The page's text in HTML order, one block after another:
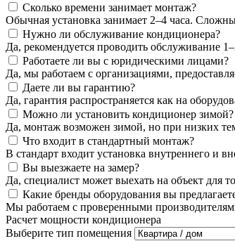
Сколько времени занимает монтаж?
Обычная установка занимает 2–4 часа.
Нужно ли обслуживание кондиционера?
Да, рекомендуется проводить обслуживание
Работаете ли вы с юридическими лицами?
Да, мы работаем с организациями,
Даете ли вы гарантию?
Да, гарантия распространяется как на
Можно ли установить кондиционер зимой?
Да, монтаж возможен зимой, но при низких
Что входит в стандартный монтаж?
В стандарт входит установка внутреннего и
Вы выезжаете на замер?
Да, специалист может выехать на объект для
Какие бренды оборудования вы
Мы работаем с проверенными
Расчет мощности кондиционера
Выберите тип помещения